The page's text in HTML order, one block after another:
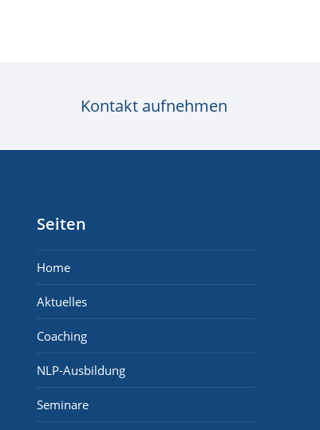
Kontakt aufnehmen
Seiten
Home
Aktuelles
Coaching
NLP-Ausbildung
Seminare